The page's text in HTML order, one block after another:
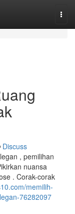
Discuss
, pemilihan
nuansa
. Corak-corak
memilih-
76282097